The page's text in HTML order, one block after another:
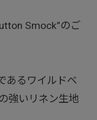
Smock”のご
あるワイルドベ
強いリネン生地